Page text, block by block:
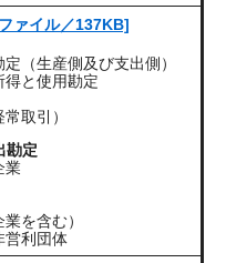
ァイル／137KB]
（生産側及び支出側）
と使用勘定
取引）​
勘定
業
を含む）
利団体